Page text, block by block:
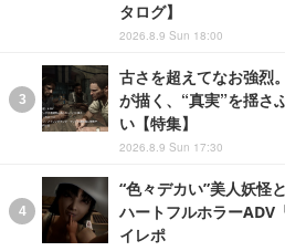
タログ】
2026.8.9 Sun 18:00
古さを超えてなお強烈
が描く、“真実”を揺さ
い【特集】
2026.8.9 Sun 17:30
“色々デカい”美人妖怪
ハートフルホラーADV
イレポ